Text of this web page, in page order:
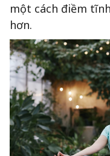
một cách điềm
hơn.